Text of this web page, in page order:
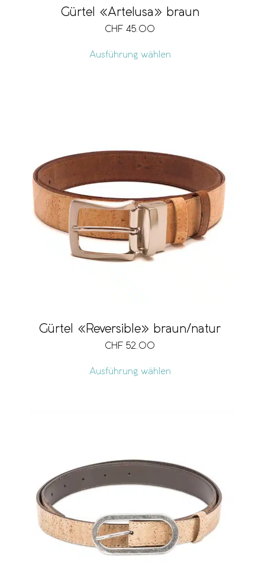
Gürtel «Artelusa» braun
CHF 45.00
Ausführung wählen
Gürtel «Reversible» braun/natur
CHF 52.00
Ausführung wählen